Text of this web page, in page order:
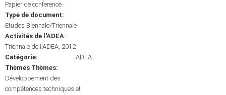
Papier de conference
Type de document:
Etudes Biennale/Triennale
Activités de l'ADEA:
Triennale de l'ADEA, 2012
Catégorie:
ADEA
Thèmes Thèmes:
Développement des
compétences techniques et